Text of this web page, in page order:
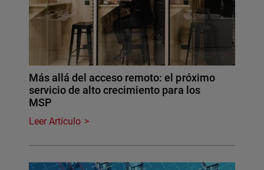
Más allá del acceso remoto: el próximo
servicio de alto crecimiento para los
MSP
Leer Artículo